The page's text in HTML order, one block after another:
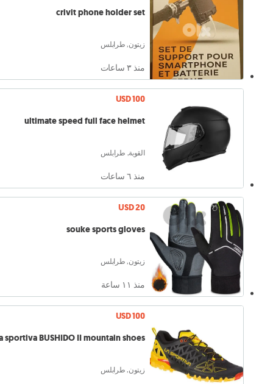
crivit phone holder set
زيتون, طرابلس
منذ ٣ ساعات
USD 100
ultimate speed full face helmet
القوبة, طرابلس
منذ ٦ ساعات
USD 20
souke sports gloves
زيتون, طرابلس
منذ ١١ ساعة
USD 100
sportiva BUSHIDO II mountain shoes
زيتون, طرابلس